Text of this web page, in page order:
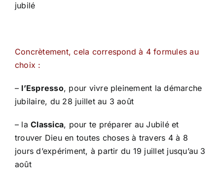
jubilé
Concrètement, cela correspond à 4 formules au
choix :
– l’Espresso, pour vivre pleinement la démarche
jubilaire, du 28 juillet au 3 août
– laClassica, pour te préparer au Jubilé et
trouver Dieu en toutes choses à travers 4 à 8
jours d’expériment, à partir du 19 juillet jusqu’au 3
août